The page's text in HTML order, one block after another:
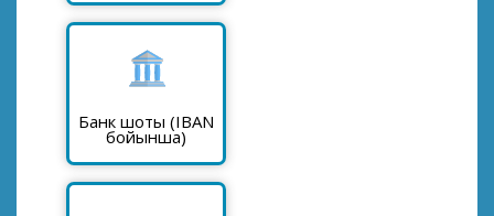
Банк шоты (IBAN
бойынша)